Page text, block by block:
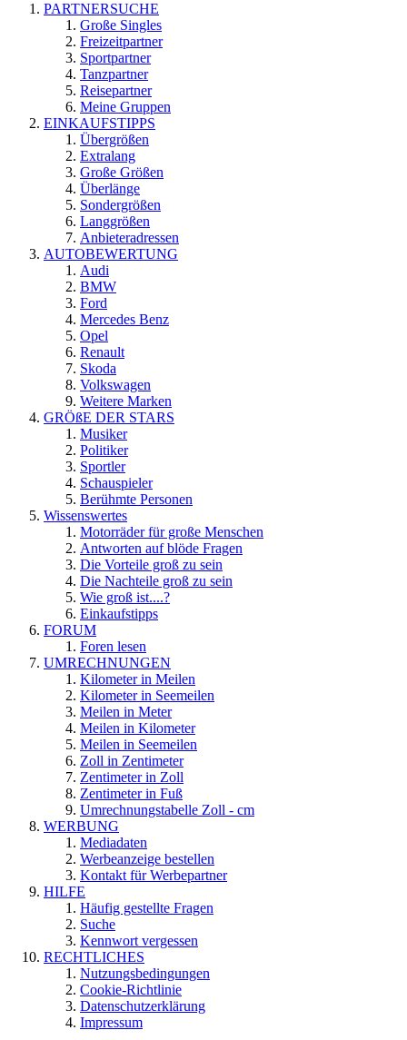
PARTNERSUCHE
Große Singles
Freizeitpartner
Sportpartner
Tanzpartner
Reisepartner
Meine Gruppen
EINKAUFSTIPPS
Übergrößen
Extralang
Große Größen
Überlänge
Sondergrößen
Langgrößen
Anbieteradressen
AUTOBEWERTUNG
Audi
BMW
Ford
Mercedes Benz
Opel
Renault
Skoda
Volkswagen
Weitere Marken
GRÖßE DER STARS
Musiker
Politiker
Sportler
Schauspieler
Berühmte Personen
Wissenswertes
Motorräder für große Menschen
Antworten auf blöde Fragen
Die Vorteile groß zu sein
Die Nachteile groß zu sein
Wie groß ist....?
Einkaufstipps
FORUM
Foren lesen
UMRECHNUNGEN
Kilometer in Meilen
Kilometer in Seemeilen
Meilen in Meter
Meilen in Kilometer
Meilen in Seemeilen
Zoll in Zentimeter
Zentimeter in Zoll
Zentimeter in Fuß
Umrechnungstabelle Zoll - cm
WERBUNG
Mediadaten
Werbeanzeige bestellen
Kontakt für Werbepartner
HILFE
Häufig gestellte Fragen
Suche
Kennwort vergessen
RECHTLICHES
Nutzungsbedingungen
Cookie-Richtlinie
Datenschutzerklärung
Impressum